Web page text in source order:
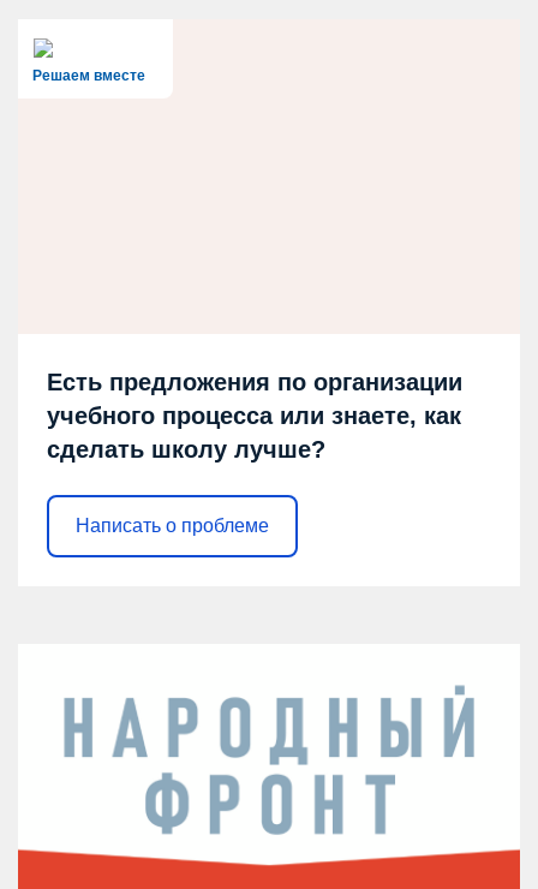
Решаем вместе
Есть предложения по организации
учебного процесса или знаете, как
сделать школу лучше?
Написать о проблеме